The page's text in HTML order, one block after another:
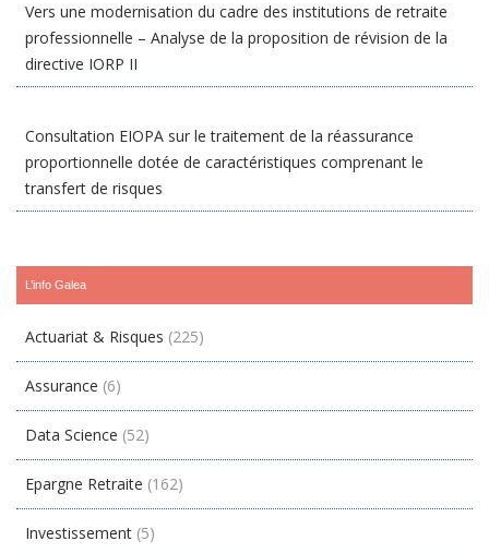
Vers une modernisation du cadre des institutions de retraite
professionnelle – Analyse de la proposition de révision de la
directive IORP II
Consultation EIOPA sur le traitement de la réassurance
proportionnelle dotée de caractéristiques comprenant le
transfert de risques
L’info Galea
Actuariat & Risques (225)
Assurance (6)
Data Science (52)
Epargne Retraite (162)
Investissement (5)